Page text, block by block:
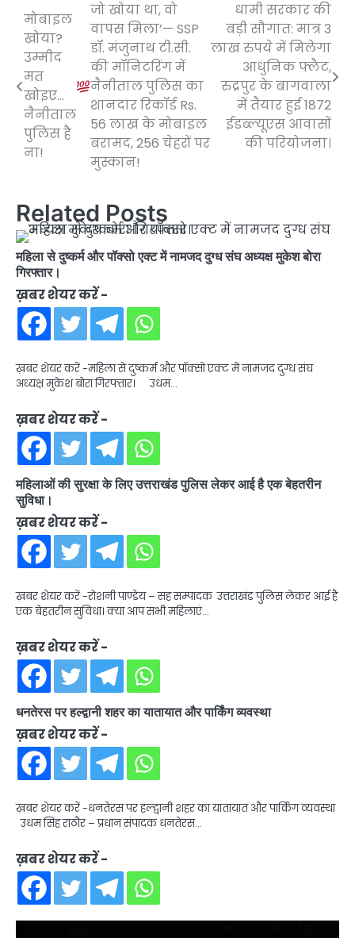
Post
navigation
मोबाइल
खोया?
उम्मीद
मत
खोइए…
नैनीताल
पुलिस है
ना!
जो खोया था, वो
वापस मिला’— SSP
डॉ. मंजुनाथ टी.सी.
की मॉनिटरिंग में
नैनीताल पुलिस का
शानदार रिकॉर्ड Rs.
56 लाख के मोबाइल
बरामद, 256 चेहरों पर
मुस्कान!
धामी सरकार की
बड़ी सौगात: मात्र 3
लाख रुपये में मिलेगा
आधुनिक फ्लैट,
रुद्रपुर के बागवाला
में तैयार हुई 1872
ईडब्ल्यूएस आवासों
की परियोजना।
Related Posts
महिला से दुष्कर्म और पॉक्सो एक्ट में नामजद दुग्ध संघ अध्यक्ष मुकेश बोरा
गिरफ्तार।
ख़बर शेयर करें -
ख़बर शेयर करें -महिला से दुष्कर्म और पॉक्सो एक्ट में नामजद दुग्ध संघ
अध्यक्ष मुकेश बोरा गिरफ्तार। उधम…
ख़बर शेयर करें -
महिलाओं की सुरक्षा के लिए उत्तराखंड पुलिस लेकर आई है एक बेहतरीन
सुविधा।
ख़बर शेयर करें -
ख़बर शेयर करें -रोशनी पाण्डेय – सह सम्पादक उत्तराखंड पुलिस लेकर आई है
एक बेहतरीन सुविधा। क्या आप सभी महिलाएं…
ख़बर शेयर करें -
धनतेरस पर हल्द्वानी शहर का यातायात और पार्किंग व्यवस्था
ख़बर शेयर करें -
ख़बर शेयर करें -धनतेरस पर हल्द्वानी शहर का यातायात और पार्किंग व्यवस्था
उधम सिंह राठौर – प्रधान संपादक धनतेरस…
ख़बर शेयर करें -